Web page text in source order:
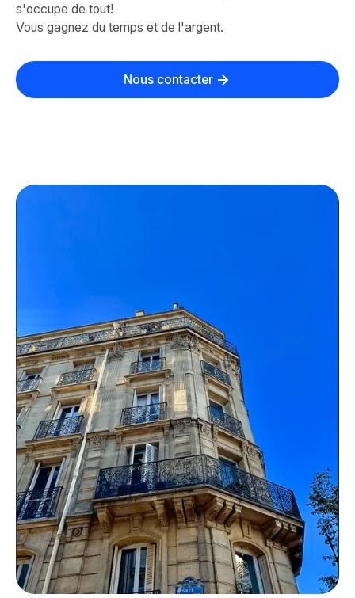
s'occupe de tout!
Vous gagnez du temps et de l'argent.
Nous contacter